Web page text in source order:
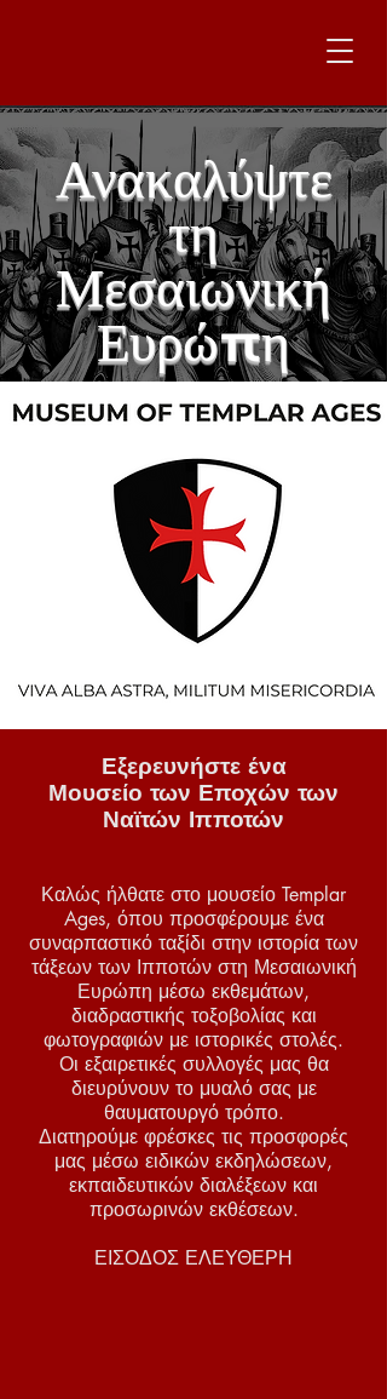
Ανακαλύψτε
τη
Μεσαιωνική
Ευρώπη
Εξερευνήστε ένα
Μουσείο των Εποχών των
Ναϊτών Ιπποτών
Καλώς ήλθατε στο μουσείο Templar
Ages, όπου προσφέρουμε ένα
συναρπαστικό ταξίδι στην ιστορία των
τάξεων των Ιπποτών στη Μεσαιωνική
Ευρώπη μέσω εκθεμάτων,
διαδραστικής τοξοβολίας και
φωτογραφιών με ιστορικές στολές.
Οι εξαιρετικές συλλογές μας θα
διευρύνουν το μυαλό σας με
θαυματουργό τρόπο.
Διατηρούμε φρέσκες τις προσφορές
μας μέσω ειδικών εκδηλώσεων,
εκπαιδευτικών διαλέξεων και
προσωρινών εκθέσεων.
ΕΙΣΟΔΟΣ ΕΛΕΥΘΕΡΗ